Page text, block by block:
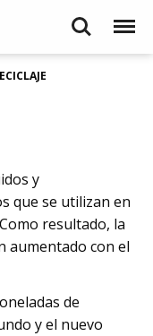
Search Menu
y
que se utilizan en
resultado, la
aumentado con el
de
y el nuevo